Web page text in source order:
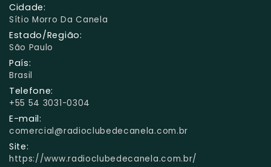
Cidade:
Sítio Morro Da Canela
Estado/Região:
São Paulo
País:
Brasil
Telefone:
+55 54 3031-0304
E-mail:
comercial@radioclubedecanela.com.br
Site:
https://www.radioclubedecanela.com.br/